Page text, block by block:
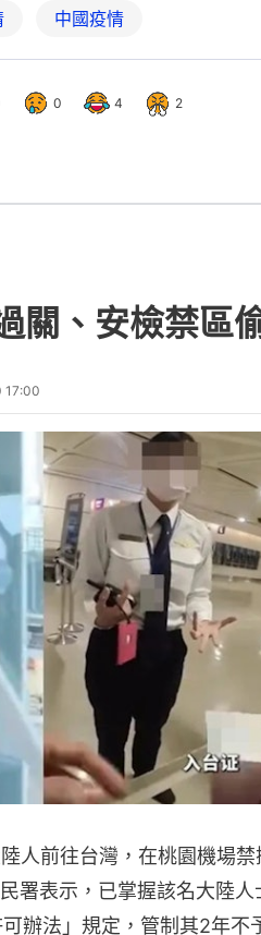
中國疫情
0 4 2
關、安檢禁
人前往台灣，在桃園機場
署表示，已掌握該名大陸人
辦法」規定，管制其2年不